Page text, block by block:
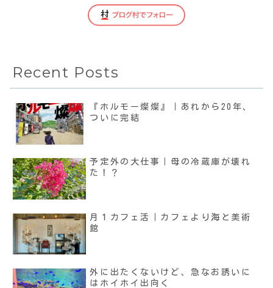
Recent Posts
『ホルモー燦燦』｜あれから20年、
ついに完結
予定外の大仕事｜母の冷蔵庫が壊れ
た！？
月１カフェ活｜カフェより海と美術
館
外に出たくないけど、急なお誘いに
はホイホイ出向く